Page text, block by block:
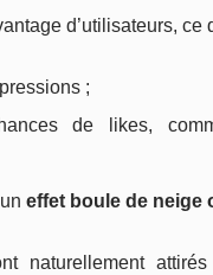
d’utilisateurs, ce
;
de likes,
effet boule de neige
naturellement